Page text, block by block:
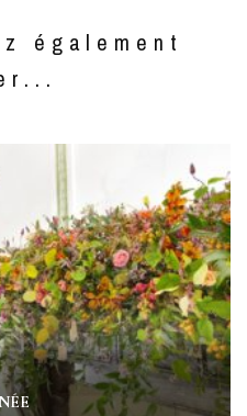
également